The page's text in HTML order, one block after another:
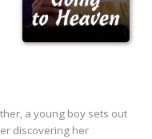
a young boy sets out
discovering her